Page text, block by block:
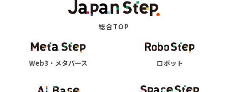
総合TOP
Web3・メタバース ロボット